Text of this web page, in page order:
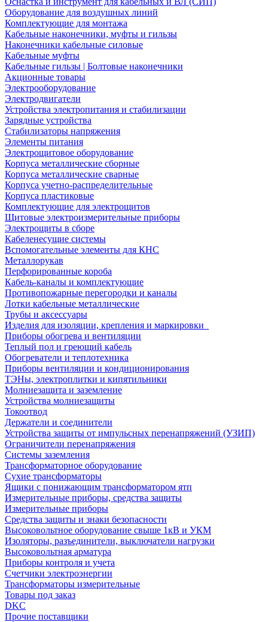
Оборудование для воздушных линий
Комплектующие для монтажа
Кабельные наконечники, муфты и гильзы
Наконечники кабельные силовые
Кабельные муфты
Кабельные гильзы | Болтовые наконечники
Акционные товары
Электрооборудование
Электродвигатели
Устройства электропитания и стабилизации
Зарядные устройства
Стабилизаторы напряжения
Элементы питания
Электрощитовое оборудование
Корпуса металлические сборные
Корпуса металлические сварные
Корпуса учетно-распределительные
Корпуса пластиковые
Комплектующие для электрощитов
Щитовые электроизмерительные приборы
Электрощиты в сборе
Кабеленесущие системы
Вспомогательные элементы для КНС
Металлорукав
Перфорированные короба
Кабель-каналы и комплектующие
Противопожарные перегородки и каналы
Лотки кабельные металлические
Трубы и аксессуары
Изделия для изоляции, крепления и маркировки
Приборы обогрева и вентиляции
Теплый пол и греющий кабель
Обогреватели и теплотехника
Приборы вентиляции и кондиционирования
ТЭНы, электроплитки и кипятильники
Молниезащита и заземление
Устройства молниезащиты
Токоотвод
Держатели и соединители
Устройства защиты от импульсных перенапряжений (УЗИП)
Ограничители перенапряжения
Системы заземления
Трансформаторное оборудование
Сухие трансформаторы
Ящики с понижающим трансформатором ятп
Измерительные приборы, средства защиты
Измерительные приборы
Средства защиты и знаки безопасности
Высоковольтное оборудование свыше 1кВ и УКМ
Изоляторы, разъединители, выключатели нагрузки
Высоковольтная арматура
Приборы контроля и учета
Счетчики электроэнергии
Трансформаторы измерительные
Товары под заказ
DKC
Прочие поставщики